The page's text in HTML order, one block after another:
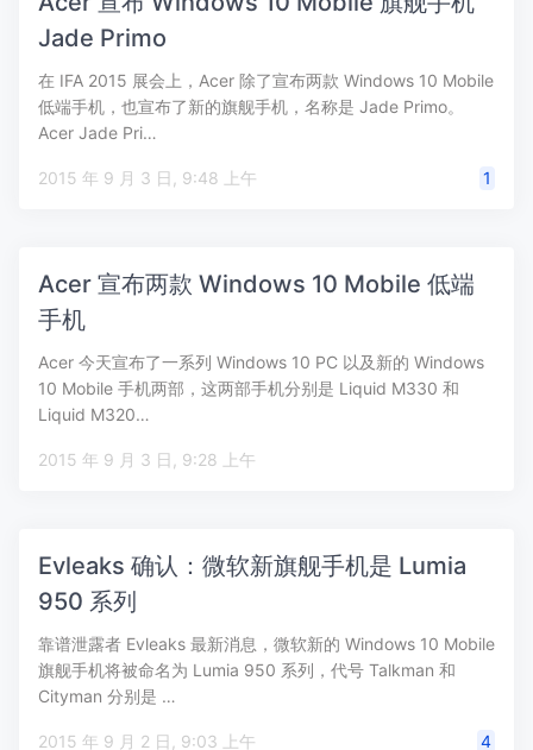
Jade Primo
在 IFA 2015 展会上，Acer 除了宣布两款 Windows 10 Mobile
低端手机，也宣布了新的旗舰手机，名称是 Jade Primo。
Acer Jade Pri…
2015 年 9 月 3 日, 9:48 上午 1
Acer 宣布两款 Windows 10 Mobile 低端
手机
Acer 今天宣布了一系列 Windows 10 PC 以及新的 Windows
10 Mobile 手机两部，这两部手机分别是 Liquid M330 和
Liquid M320…
2015 年 9 月 3 日, 9:28 上午
Evleaks 确认：微软新旗舰手机是 Lumia
950 系列
靠谱泄露者 Evleaks 最新消息，微软新的 Windows 10 Mobile
旗舰手机将被命名为 Lumia 950 系列，代号 Talkman 和
Cityman 分别是 …
2015 年 9 月 2 日, 9:03 上午 4